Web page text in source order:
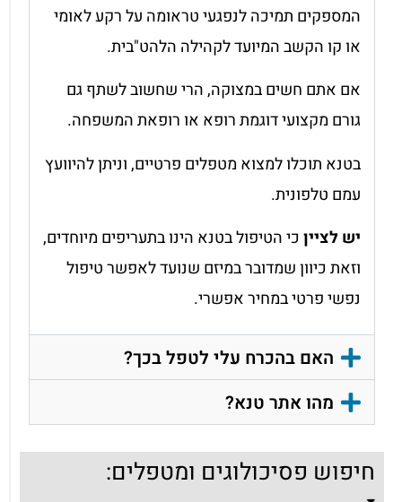
המספקים תמיכה לנפגעי טראומה על רקע לאומי
או קו הקשב המיועד לקהילה הלהט"בית.
אם אתם חשים במצוקה, הרי שחשוב לשתף גם
גורם מקצועי דוגמת רופא או רופאת המשפחה.
בטנא תוכלו למצוא מטפלים פרטיים, וניתן להיוועץ
עמם טלפונית.
יש לצייןכי הטיפול בטנא הינו בתעריפים מיוחדים,
וזאת כיוון שמדובר במיזם שנועד לאפשר טיפול
נפשי פרטי במחיר אפשרי.
האם בהכרח עלי לטפל בכך?
מהו אתר טנא?
חיפוש פסיכולוגים ומטפלים: